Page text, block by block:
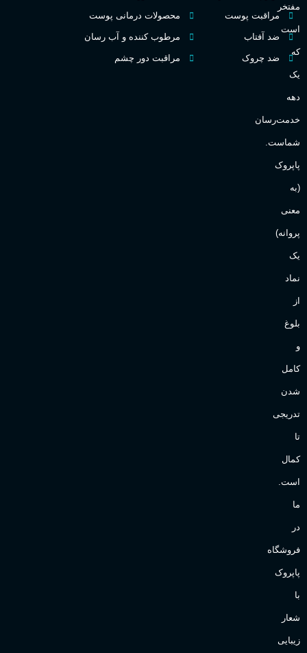
مفتخر
است
که
یک
دهه
خدمت‌رسان
شماست.
پاپروک
(به
معنی
پروانه)
یک
نماد
از
بلوغ
و
کامل
شدن
تدریجی
تا
کمال
است.
ما
در
فروشگاه
پاپروک
با
شعار
زیبایی
مراقبت پوست
ضد آفتاب
ضد چروک
محصولات درمانی پوست
مرطوب کننده و آب رسان
مراقبت دور چشم